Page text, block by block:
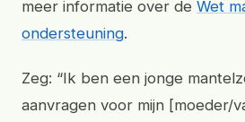
meer informatie over de Wet
ondersteuning.
Zeg: “Ik ben een jonge
aanvragen voor mijn [moeder/